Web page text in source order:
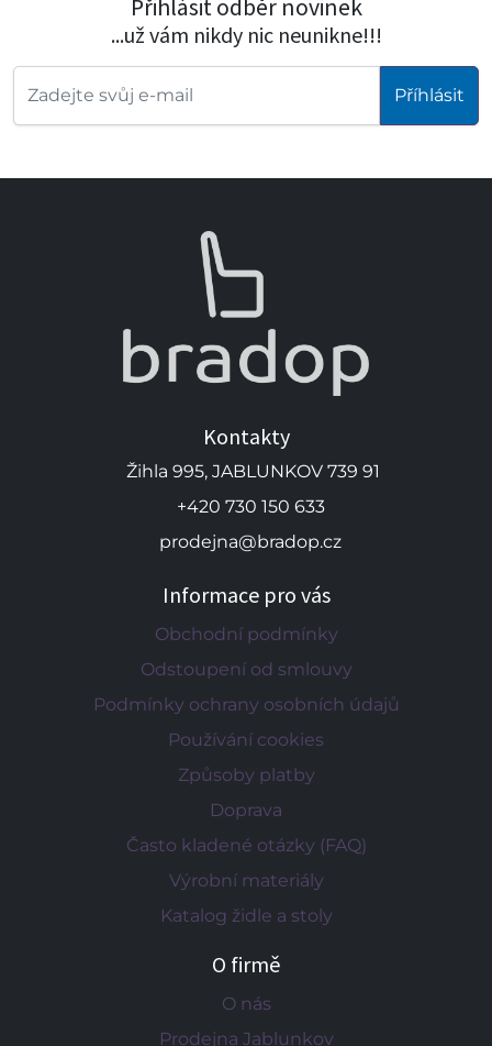
Přihlásit odběr novinek
...už vám nikdy nic neunikne!!!
Příhlásit
Kontakty
Žihla 995, JABLUNKOV 739 91
+420 730 150 633
prodejna@bradop.cz
Informace pro vás
Obchodní podmínky
Odstoupení od smlouvy
Podmínky ochrany osobních údajů
Používání cookies
Způsoby platby
Doprava
Často kladené otázky (FAQ)
Výrobní materiály
Katalog židle a stoly
O firmě
O nás
Prodejna Jablunkov